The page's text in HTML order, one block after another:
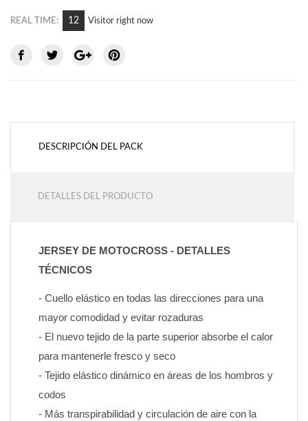
REAL TIME: 12 Visitor right now
DESCRIPCIÓN DEL PACK
DETALLES DEL PRODUCTO
JERSEY DE MOTOCROSS - DETALLES
TÉCNICOS
- Cuello elástico en todas las direcciones para una
mayor comodidad y evitar rozaduras
- El nuevo tejido de la parte superior absorbe el calor
para mantenerle fresco y seco
- Tejido elástico dinámico en áreas de los hombros y
codos
- Más transpirabilidad y circulación de aire con la